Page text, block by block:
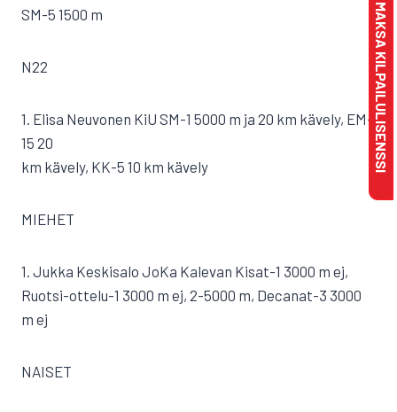
SM-5 1500 m
N22
1. Elisa Neuvonen KiU SM-1 5000 m ja 20 km kävely, EM-
15 20
km kävely, KK-5 10 km kävely
MIEHET
1. Jukka Keskisalo JoKa Kalevan Kisat-1 3000 m ej,
Ruotsi-ottelu-1 3000 m ej, 2-5000 m, Decanat-3 3000
m ej
NAISET
MAKSA KILPAILULISENSSI